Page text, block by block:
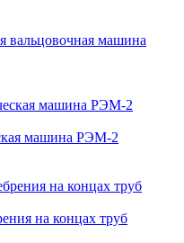
вальцовочная машина
машина РЭМ-2
на концах труб